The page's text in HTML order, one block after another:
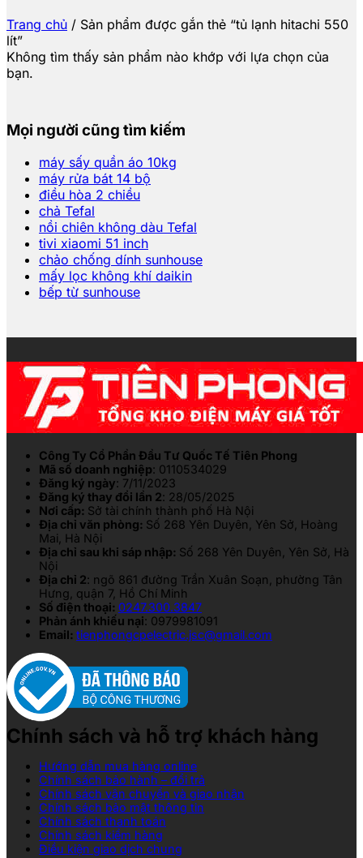
Trang chủ / Sản phẩm được gắn thẻ “tủ lạnh hitachi 550
lít”
Không tìm thấy sản phẩm nào khớp với lựa chọn của
bạn.
Mọi người cũng tìm kiếm
máy sấy quần áo 10kg
máy rửa bát 14 bộ
điều hòa 2 chiều
chả Tefal
nồi chiên không dàu Tefal
tivi xiaomi 51 inch
chảo chống dính sunhouse
mấy lọc không khí daikin
bếp từ sunhouse
Công Ty Cổ Phần Đầu Tư Quốc Tế Tiên Phong
Mã số doanh nghiệp: 0110534029
Đăng ký ngày: 7/11/2023
Đăng ký thay đổi lần 2: 28/05/2025
Nơi cấp: Sở tài chính thành phố Hà Nội
Địa chỉ văn phòng: Số 268 Yên Duyên, Yên Sở, Hoàng
Mai, Hà Nội
Địa chỉ sau khi sáp nhập: Số 268 Yên Duyên, Yên Sở, Hà
Nội
Địa chỉ 2: ngõ 861 đường Trần Xuân Soạn, phường Tân
Hưng, quận 7, Hồ Chí Minh
Số điện thoại: 0247.300.3847
Phản ánh khiếu nại: 0979981091
Email: tienphongcpelectric.jsc@gmail.com
Chính sách và hỗ trợ khách hàng
Hướng dẫn mua hàng online
Chính sách bảo hành – đổi trả
Chính sách vận chuyển và giao nhận
Chính sách bảo mật thông tin
Chính sách thanh toán
Chính sách kiểm hàng
Điều kiện giao dịch chung